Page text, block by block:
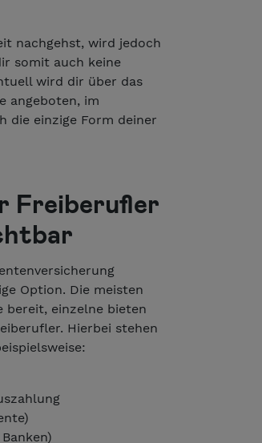
nachgehst, wird jedoch
somit auch keine
wird dir über das
angeboten, im
die einzige Form deiner
Freiberufler
Option. Die meisten
bereit, einzelne bieten
Hierbei stehen